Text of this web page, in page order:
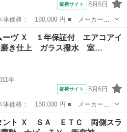
提携サイト 8月6日
ーヴ ■ グレード名： Ｘ １年保
仕上 ガラス撥水 室内除菌クリー
車両
ーヴ Ｘ １年保証付 エアコアイ
磨き仕上 ガラス撥水 室…
年
提携サイト 8月6日
ーヴ ■ グレード名： Ｘ １年保
仕上 ガラス撥水 室内除菌クリー
車両
ント Ｘ ＳＡ ＥＴＣ 両側スラ